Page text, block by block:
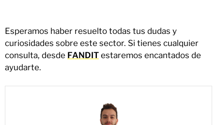
Esperamos haber resuelto todas tus dudas y
curiosidades sobre este sector. Si tienes cualquier
consulta, desde FANDIT estaremos encantados de
ayudarte.